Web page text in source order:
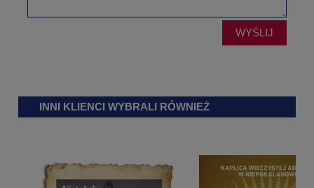
WYŚLIJ
INNI KLIENCI WYBRALI RÓWNIEŻ